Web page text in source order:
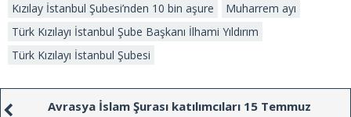
Kızılay İstanbul Şubesi’nden 10 bin aşure
Muharrem ayı
Türk Kızılayı İstanbul Şube Başkanı İlhami Yıldırım
Türk Kızılayı İstanbul Şubesi
Avrasya İslam Şurası katılımcıları 15 Temmuz